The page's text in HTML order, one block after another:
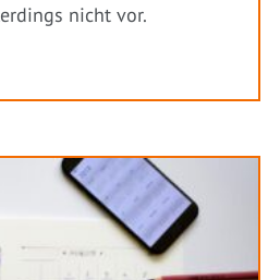
nicht vor.